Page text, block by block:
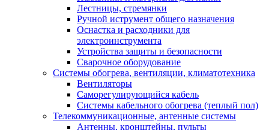
Лестницы, стремянки
Ручной иструмент общего назначения
Оснастка и расходники для
электроинструмента
Устройства защиты и безопасности
Сварочное оборудование
Системы обогрева, вентиляции, климатотехника
Вентиляторы
Саморегулирующийся кабель
Системы кабельного обогрева (теплый пол)
Телекоммуникационные, антенные системы
Антенны, кронштейны, пульты